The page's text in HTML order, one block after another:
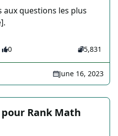
aux questions les plus
0 5,831
June 16, 2023
Rank Math